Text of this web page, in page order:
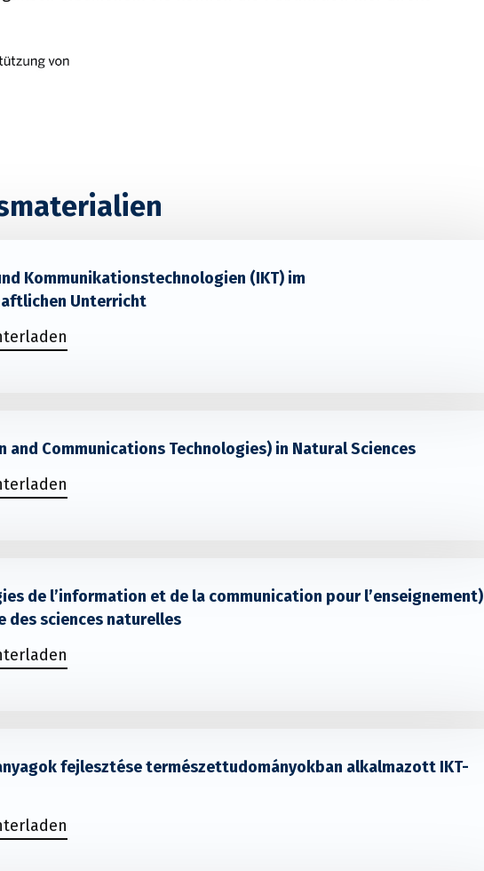
Kommunikationstechnologien (IKT) im
Unterricht
and Communications Technologies) in Natural Sciences
de l’information et de la communication pour l’enseignement)
des sciences naturelles
fejlesztése természettudományokban alkalmazott IKT-